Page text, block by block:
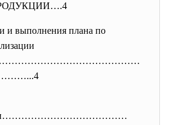
и выполнения плана по